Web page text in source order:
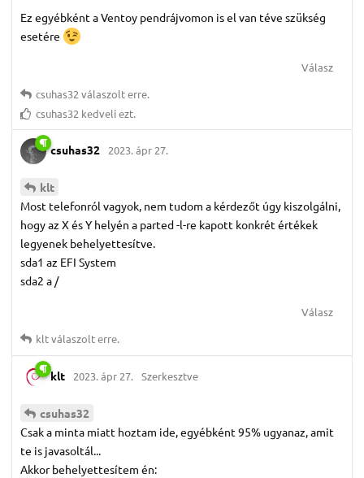
Ez egyébként a Ventoy pendrájvomon is el van téve szükség
esetére
Válasz
csuhas32 válaszolt erre.
csuhas32 kedveli ezt.
csuhas32 2023. ápr 27.
klt
Most telefonról vagyok, nem tudom a kérdezőt úgy kiszolgálni,
hogy az X és Y helyén a parted -l-re kapott konkrét értékek
legyenek behelyettesítve.
sda1 az EFI System
sda2 a /
Válasz
kltválaszolt erre.
klt 2023. ápr 27. Szerkesztve
csuhas32
Csak a minta miatt hoztam ide, egyébként 95% ugyanaz, amit
te is javasoltál...
Akkor behelyettesítem én: